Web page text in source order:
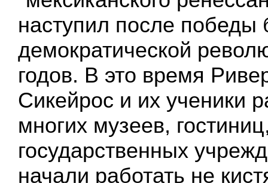
наступил после победы
демократической
годов. В это время
Сикейрос и их ученики
многих музеев,
государственных
начали работать не